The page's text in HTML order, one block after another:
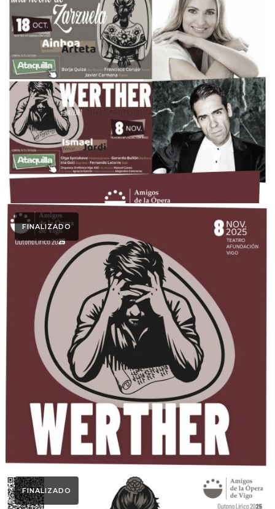
Dossier Medio Otoño
Lírico 2025
Otoño Lírico
WERTHER
Otoño Lírico
FINALIZADO
FINALIZADO